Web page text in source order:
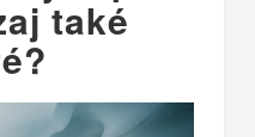
také